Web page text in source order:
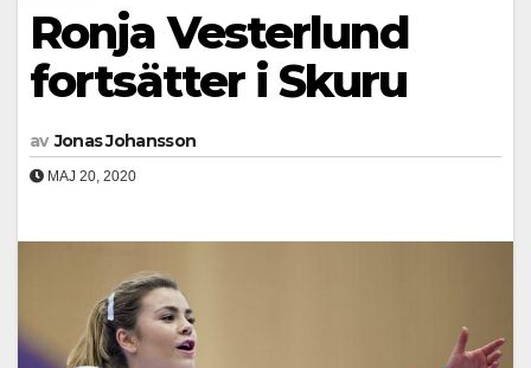
Ronja Vesterlund
fortsätter i Skuru
av Jonas Johansson
MAJ 20, 2020